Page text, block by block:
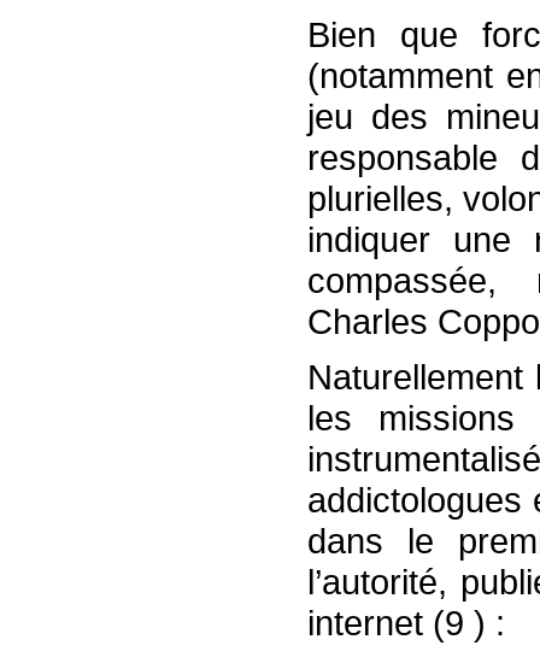
Bien que
(notamment
jeu des
responsable
plurielles,
indiquer une
Charles
les missions
addictologues
dans le
l’autorité,
internet (9 ) :